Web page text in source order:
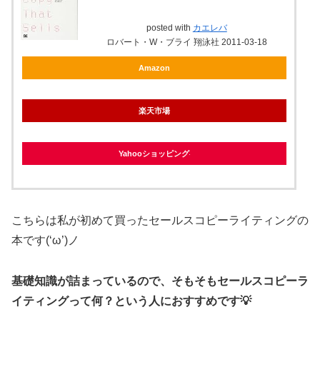
posted with カエレバ
ロバート・W・ブライ 翔泳社 2011-03-18
Amazon
楽天市場
Yahooショッピング
こちらは私が初めて買ったセールスコピーライティングの
本です(‘ω’)ノ
基礎知識が詰まっているので、そもそもセールスコピーラ
イティングって何？という人におすすめです💡